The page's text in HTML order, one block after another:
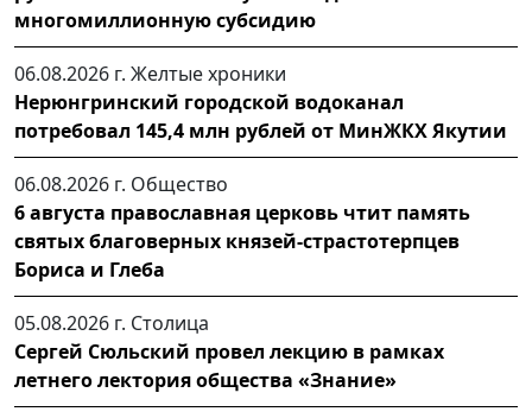
многомиллионную субсидию
06.08.2026 г. Желтые хроники
Нерюнгринский городской водоканал
потребовал 145,4 млн рублей от МинЖКХ Якутии
06.08.2026 г. Общество
6 августа православная церковь чтит память
святых благоверных князей-страстотерпцев
Бориса и Глеба
05.08.2026 г. Столица
Сергей Сюльский провел лекцию в рамках
летнего лектория общества «Знание»